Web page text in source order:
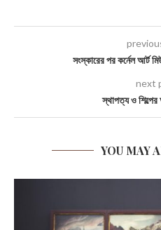
সংস্কারের পর কর্নেল আর্ট
next
স্থাপত্য ও শিল্পের
YOU MAY